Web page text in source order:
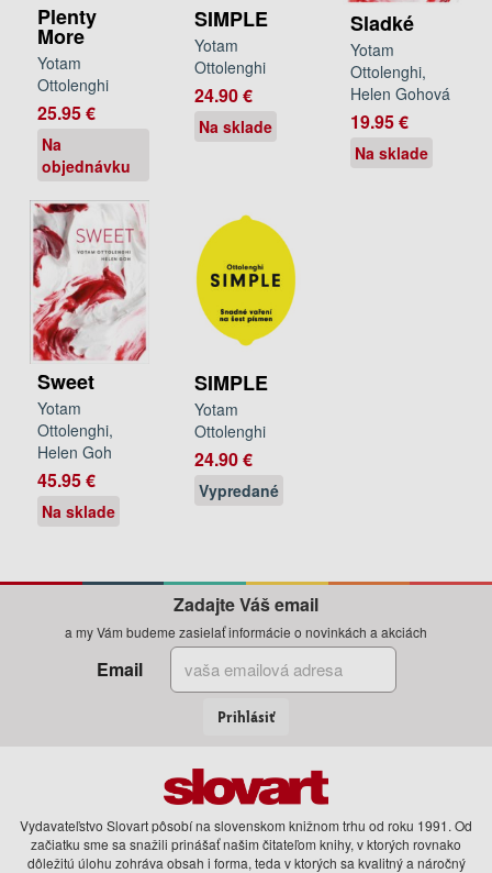
Plenty
More
Yotam
Ottolenghi
25.95 €
Na
objednávku
SIMPLE
Yotam
Ottolenghi
24.90 €
Na sklade
Sladké
Yotam
Ottolenghi,
Helen Gohová
19.95 €
Na sklade
Sweet
Yotam
Ottolenghi,
Helen Goh
45.95 €
Na sklade
SIMPLE
Yotam
Ottolenghi
24.90 €
Vypredané
Zadajte Váš email
a my Vám budeme zasielať informácie o novinkách a akciách
Email
Prihlásiť
Vydavateľstvo Slovart pôsobí na slovenskom knižnom trhu od roku 1991. Od
začiatku sme sa snažili prinášať našim čitateľom knihy, v ktorých rovnako
dôležitú úlohu zohráva obsah i forma, teda v ktorých sa kvalitný a náročný